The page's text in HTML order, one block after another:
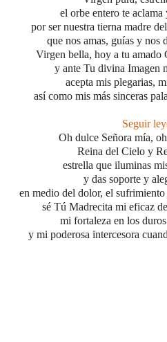
el orbe entero te aclama
por ser nuestra tierna madre
que nos amas, guías y nos
Virgen bella, hoy a tu amado
y ante Tu divina Imagen
acepta mis plegarias,
así como mis más sinceras
Seguir
Oh dulce Señora mía,
Reina del Cielo y
estrella que iluminas
y das soporte y
en medio del dolor, el
sé Tú Madrecita mi eficaz
mi fortaleza en los
y mi poderosa intercesora